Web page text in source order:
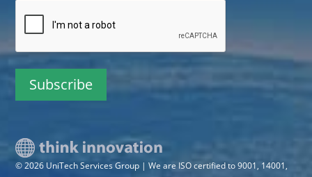
© 2026 UniTech Services Group | We are ISO certified to 9001, 14001,